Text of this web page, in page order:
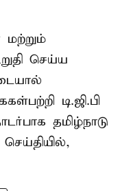
மற்றும்
செய்ய
டி.ஜி.பி
தமிழ்நாடு